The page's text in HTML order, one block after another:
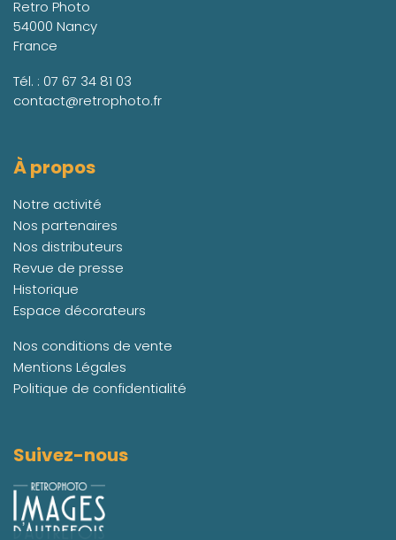
Retro Photo
54000 Nancy
France
Tél. : 07 67 34 81 03
contact@retrophoto.fr
À propos
Notre activité
Nos partenaires
Nos distributeurs
Revue de presse
Historique
Espace décorateurs
Nos conditions de vente
Mentions Légales
Politique de confidentialité
Suivez-nous